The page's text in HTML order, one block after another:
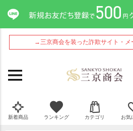
→三京商会を装った詐欺サイト・メ
新着商品 ランキング カテゴリ お気